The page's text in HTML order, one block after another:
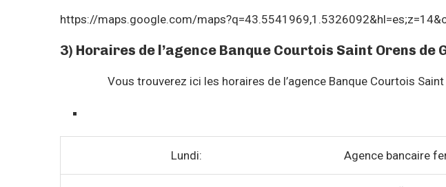
https://maps.google.com/
3) Horaires de l’agence Banque Courtois Saint Orens de
Vous trouverez ici les horaires de l’agence Banque Courtois
Lundi: Agence bancaire